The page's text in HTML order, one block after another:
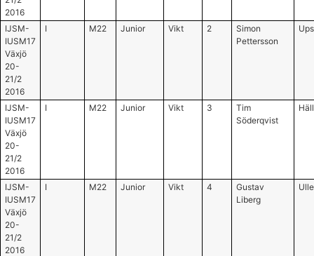
2016
IJSM-
IUSM17
Växjö
20-
21/2
2016
I M22 Junior Vikt 2
Simon
Pettersson
IJSM-
IUSM17
Växjö
20-
21/2
2016
I M22 Junior Vikt 3
Tim
Söderqvist
IJSM-
IUSM17
Växjö
20-
21/2
2016
I M22 Junior Vikt 4
Gustav
Liberg